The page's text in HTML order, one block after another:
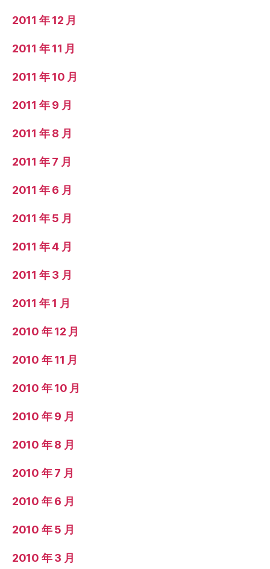
2011 年 12 月
2011 年 11 月
2011 年 10 月
2011 年 9 月
2011 年 8 月
2011 年 7 月
2011 年 6 月
2011 年 5 月
2011 年 4 月
2011 年 3 月
2011 年 1 月
2010 年 12 月
2010 年 11 月
2010 年 10 月
2010 年 9 月
2010 年 8 月
2010 年 7 月
2010 年 6 月
2010 年 5 月
2010 年 3 月